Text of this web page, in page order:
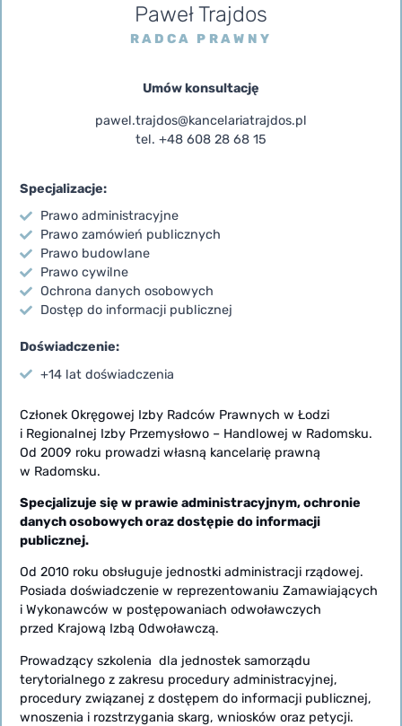
Paweł Trajdos
RADCA PRAWNY
Umów konsultację
pawel.trajdos@kancelariatrajdos.pl
tel. +48 608 28 68 15
Specjalizacje:
Prawo administracyjne
Prawo zamówień publicznych
Prawo budowlane
Prawo cywilne
Ochrona danych osobowych
Dostęp do informacji publicznej
Doświadczenie:
+14 lat doświadczenia
Członek Okręgowej Izby Radców Prawnych w Łodzi
i Regionalnej Izby Przemysłowo – Handlowej w Radomsku.
Od 2009 roku prowadzi własną kancelarię prawną
w Radomsku.
Specjalizuje się w prawie administracyjnym, ochronie
danych osobowych oraz dostępie do informacji
publicznej.
Od 2010 roku obsługuje jednostki administracji rządowej.
Posiada doświadczenie w reprezentowaniu Zamawiających
i Wykonawców w postępowaniach odwoławczych
przed Krajową Izbą Odwoławczą.
Prowadzący szkolenia dla jednostek samorządu
terytorialnego z zakresu procedury administracyjnej,
procedury związanej z dostępem do informacji publicznej,
wnoszenia i rozstrzygania skarg, wniosków oraz petycji.